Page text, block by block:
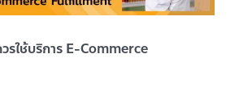
ใช้บริการ E-Commerce